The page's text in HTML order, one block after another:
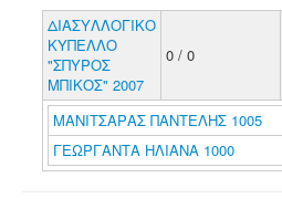
ΔΙΑΣΥΛΛΟΓΙΚΟ
ΚΥΠΕΛΛΟ
"ΣΠΥΡΟΣ
ΜΠΙΚΟΣ" 2007
0 / 0
ΜΑΝΙΤΣΑΡΑΣ ΠΑΝΤΕΛΗΣ 1005
ΓΕΩΡΓΑΝΤΑ ΗΛΙΑΝΑ 1000